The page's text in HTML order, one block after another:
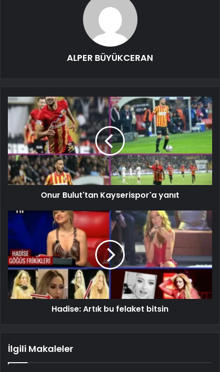
ALPER BÜYÜKCERAN
Onur Bulut'tan Kayserispor'a yanıt
Hadise: Artık bu felaket bitsin
İlgili Makaleler